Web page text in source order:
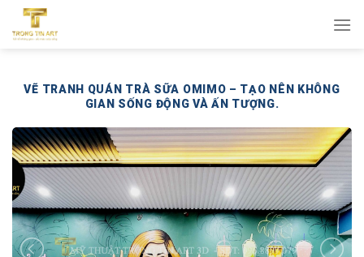
qua
VẼ TRANH QUÁN TRÀ SỮA OMIMO – TẠO NÊN KHÔNG
GIAN SỐNG ĐỘNG VÀ ẤN TƯỢNG.